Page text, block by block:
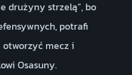
drużyny strzelą”, bo
potrafi
mecz i
Osasuny.